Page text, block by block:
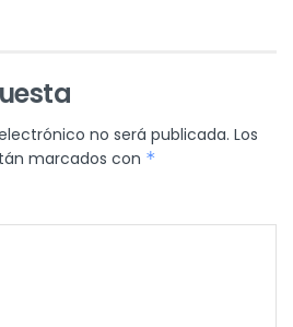
no será publicada. Los
marcados con *